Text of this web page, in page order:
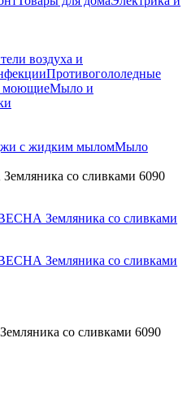
воздуха и
Противогололедные
моющиеМыло и
с жидким мыломМыло
со сливками 6090
со сливками 6090